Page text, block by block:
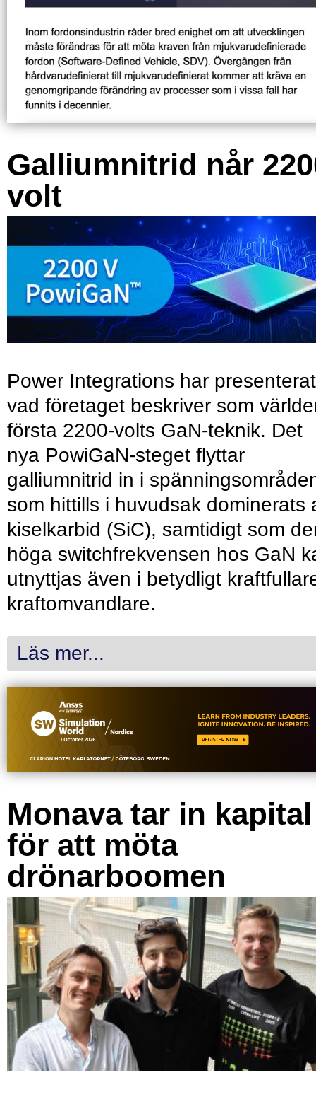
Galliumnitrid når
volt
Power Integrations har presenterat
vad företaget beskriver som
första 2200-volts GaN-teknik. Det
nya PowiGaN-steget flyttar
galliumnitrid in i
som hittills i huvudsak dominerats
kiselkarbid (SiC), samtidigt som
höga switchfrekvensen hos GaN
utnyttjas även i betydligt
kraftomvandlare.
Läs mer...
Monava tar in kapital
för att möta
drönarboomen